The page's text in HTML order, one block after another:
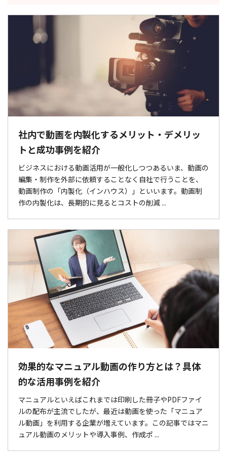
社内で動画を内製化するメリット・デメリッ
トと成功事例を紹介
ビジネスにおける動画活用が一般化しつつあるいま、動画の
編集・制作を外部に依頼することなく自社で行うことを、
動画制作の「内製化（インハウス）」といいます。動画制
作の内製化は、長期的に見るとコストの削減 ...
効果的なマニュアル動画の作り方とは？具体
的な活用事例を紹介
マニュアルといえばこれまでは印刷した冊子やPDFファイ
ルの配布が主流でしたが、最近は動画を使った「マニュア
ル動画」を利用する企業が増えています。この記事ではマニ
ュアル動画のメリットや導入事例、作成ポ ...